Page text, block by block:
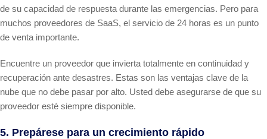
de su capacidad de respuesta durante las emergencias. Pero para
muchos proveedores de SaaS, el servicio de 24 horas es un punto
de venta importante.
Encuentre un proveedor que invierta totalmente en continuidad y
recuperación ante desastres. Estas son las ventajas clave de la
nube que no debe pasar por alto. Usted debe asegurarse de que su
proveedor esté siempre disponible.
5. Prepárese para un crecimiento rápido